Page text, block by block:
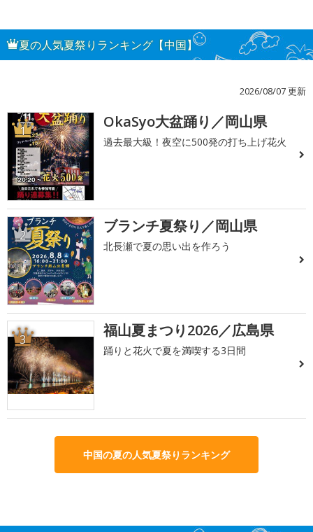
夏の人気夏祭りランキング【中国】
2026/08/07 更新
1 OkaSyo大盆踊り／岡山県
過去最大級！夜空に500発の打ち上げ花火
2 ブランチ夏祭り／岡山県
北長瀬で夏の思い出を作ろう
3 福山夏まつり2026／広島県
踊りと花火で夏を満喫する3日間
中国の夏の人気夏祭りランキング